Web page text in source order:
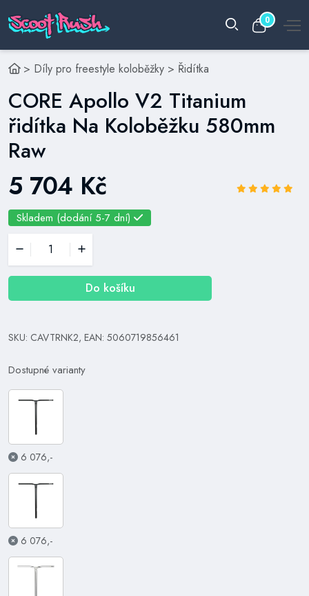
0
> Díly pro freestyle koloběžky > Řidítka
CORE Apollo V2 Titanium
řidítka Na Koloběžku 580mm
Raw
5 704 Kč
Skladem (dodání 5-7 dní)
Do košíku
SKU: CAVTRNK2, EAN: 5060719856461
Dostupné varianty
6 076,-
6 076,-